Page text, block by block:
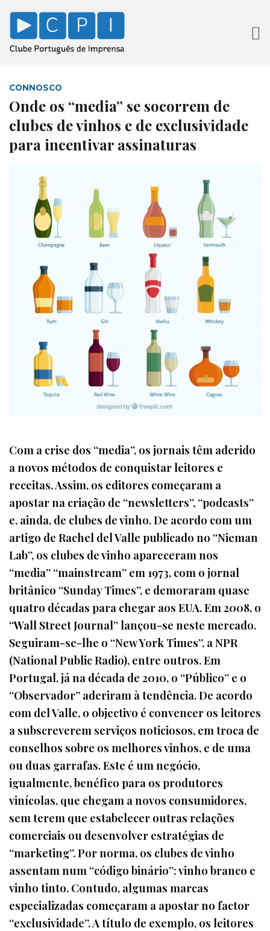
CONNOSCO
Onde os “media” se socorrem de
clubes de vinhos e de exclusividade
para incentivar assinaturas
Com a crise dos “media”, os jornais têm aderido
a novos métodos de conquistar leitores e
receitas. Assim, os editores começaram a
apostar na criação de “newsletters”, “podcasts”
e, ainda, de clubes de vinho. De acordo com um
artigo de Rachel del Valle publicado no “Nieman
Lab”, os clubes de vinho apareceram nos
“media” “mainstream” em 1973, com o jornal
britânico “Sunday Times”, e demoraram quase
quatro décadas para chegar aos EUA. Em 2008, o
“Wall Street Journal” lançou-se neste mercado.
Seguiram-se-lhe o “New York Times”, a NPR
(National Public Radio), entre outros. Em
Portugal, já na década de 2010, o “Público” e o
“Observador” aderiram à tendência. De acordo
com del Valle, o objectivo é convencer os leitores
a subscreverem serviços noticiosos, em troca de
conselhos sobre os melhores vinhos, e de uma
ou duas garrafas. Este é um negócio,
igualmente, benéfico para os produtores
vinícolas, que chegam a novos consumidores,
sem terem que estabelecer outras relações
comerciais ou desenvolver estratégias de
“marketing”. Por norma, os clubes de vinho
assentam num “código binário”: vinho branco e
vinho tinto. Contudo, algumas marcas
especializadas começaram a apostar no factor
“exclusividade”. A título de exemplo, os leitores